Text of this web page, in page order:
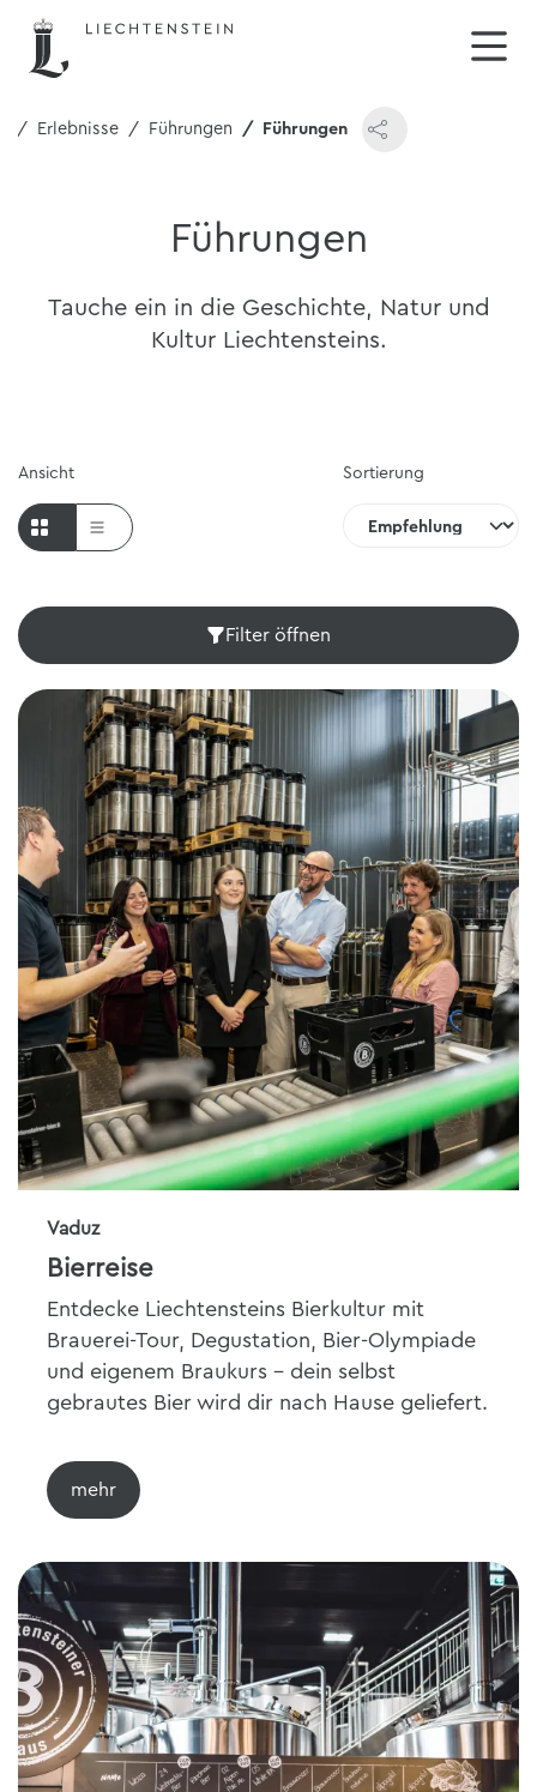
Erlebnisse Führungen Führungen
Führungen
Tauche ein in die Geschichte, Natur und
Kultur Liechtensteins.
Sortierung
Ansicht
Filter öffnen
Vaduz
Bierreise
Entdecke Liechtensteins Bierkultur mit
Brauerei-Tour, Degustation, Bier-Olympiade
und eigenem Braukurs - dein selbst
gebrautes Bier wird dir nach Hause geliefert.